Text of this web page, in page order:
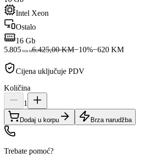
Intel Xeon
Ostalo
16 Gb
5.805 00KM6.425,00 KM−10%−620KM
Cijena uključuje PDV
Količina
1
Dodaj u korpu Brza narudžba
Trebate pomoć?